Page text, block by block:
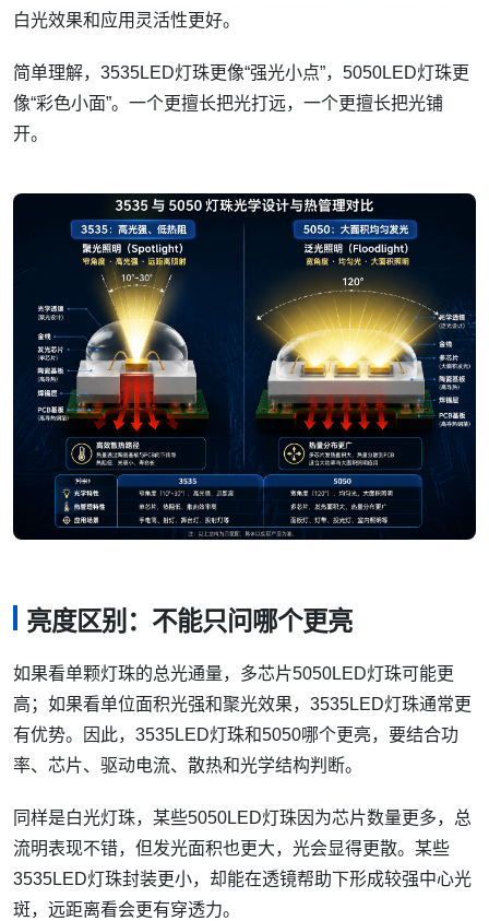
白光效果和应用灵活性更好。
简单理解，3535LED灯珠更像“强光小点”，5050LED灯珠更
像“彩色小面”。一个更擅长把光打远，一个更擅长把光铺
开。
亮度区别：不能只问哪个更亮
如果看单颗灯珠的总光通量，多芯片5050LED灯珠可能更
高；如果看单位面积光强和聚光效果，3535LED灯珠通常更
有优势。因此，3535LED灯珠和5050哪个更亮，要结合功
率、芯片、驱动电流、散热和光学结构判断。
同样是白光灯珠，某些5050LED灯珠因为芯片数量更多，总
流明表现不错，但发光面积也更大，光会显得更散。某些
3535LED灯珠封装更小，却能在透镜帮助下形成较强中心光
斑，远距离看会更有穿透力。